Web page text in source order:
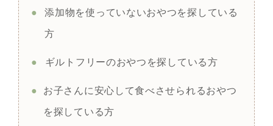
● 添加物を使っていないおやつを探している
方
● ギルトフリーのおやつを探している方
● お子さんに安心して食べさせられるおやつ
を探している方